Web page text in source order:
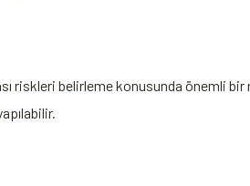
belirleme​ konusunda önemli‍ bir